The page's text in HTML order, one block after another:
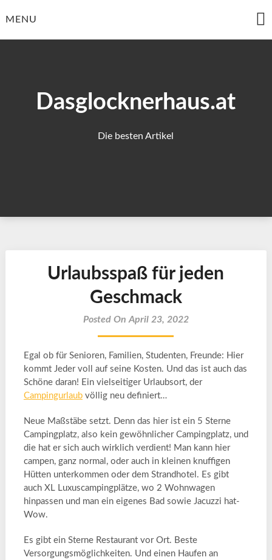
toMENU
Dasglocknerhaus.at
Die besten Artikel
Urlaubsspaß für jeden
Geschmack
Posted On April 23, 2022
Egal ob für Senioren, Familien, Studenten, Freunde: Hier
kommt Jeder voll auf seine Kosten. Und das ist auch das
Schöne daran! Ein vielseitiger Urlaubsort, der
Campingurlaubvöllig neu definiert…
Neue Maßstäbe setzt. Denn das hier ist ein 5 Sterne
Campingplatz, also kein gewöhnlicher Campingplatz, und
die hat er sich auch wirklich verdient! Man kann hier
campen, ganz normal, oder auch in kleinen knuffigen
Hütten unterkommen oder dem Strandhotel. Es gibt
auch XL Luxuscampingplätze, wo 2 Wohnwagen
hinpassen und man ein eigenes Bad sowie Jacuzzi hat-
Wow.
Es gibt ein Sterne Restaurant vor Ort. Beste
Versorgungsmöglichkeiten. Und einen Haufen an